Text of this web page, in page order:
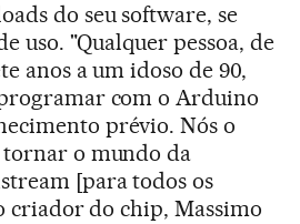
do seu software, se
uso. "Qualquer pessoa, de
anos a um idoso de 90,
com o Arduino
prévio. Nós o
o mundo da
[para todos os
criador do chip, Massimo